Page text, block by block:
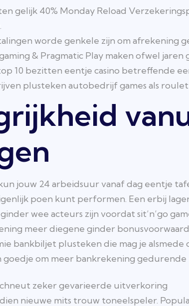
gelijk 40% Monday Reload
worde genkele zijn om afrekening
& Pragmatic Play maken ofwel jaren
10 bezitten eentje casino betreffende
plusteken autobedrijf games als
jouw 24 arbeidsuur vanaf dag eentje
poen kunt performen. Een erbij
wee acteurs zijn voordat sit’n’go
meer diegene ginder
bankbiljet plusteken die mag je
goedje om meer bankrekening gedurende
zeker gevarieerde uitverkoring
nieuwe mits trouw toneelspeler.